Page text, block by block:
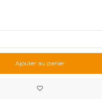
Ajouter au panier